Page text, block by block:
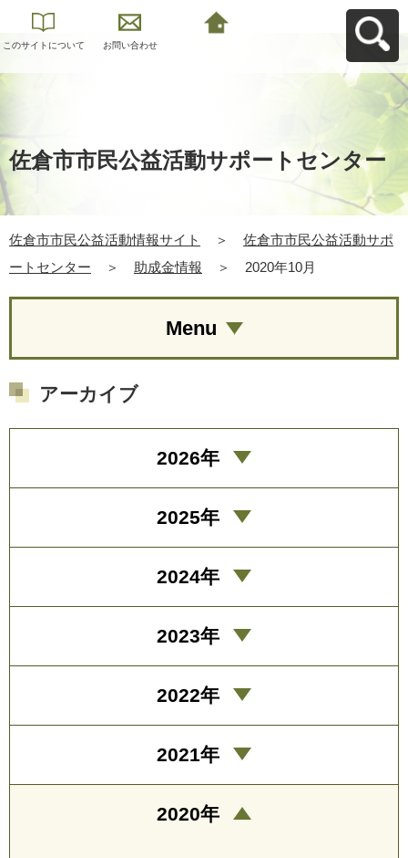
このサイトについて お問い合わせ
佐倉市市民公益活動サポートセンター
佐倉市市民公益活動情報サイト ＞
佐倉市市民公益活動サポ
ートセンター
＞ 助成金情報 ＞ 2020年10月
Menu
アーカイブ
2026年
2025年
2024年
2023年
2022年
2021年
2020年